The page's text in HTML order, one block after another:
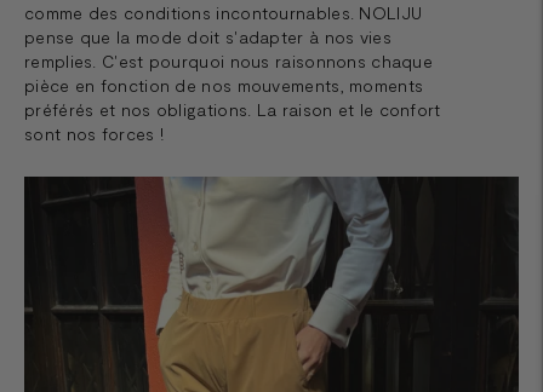
comme des conditions incontournables. NOLIJU
pense que la mode doit s'adapter à nos vies
remplies. C'est pourquoi nous raisonnons chaque
pièce en fonction de nos mouvements, moments
préférés et nos obligations. La raison et le confort
sont nos forces !